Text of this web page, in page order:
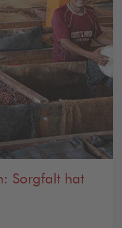
Sorgfalt hat